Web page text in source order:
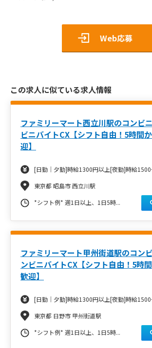
Web応募
この求人に似ている求人情報
ファミリーマート西立川駅のコンビ
ビニバイトCX【シフト自由！5時間
迎】
[日勤｜夕勤]時給1300円以上[夜勤]時給
東京都 昭島市 西立川駅
*シフト例* 週1日以上、1日5時...
ファミリーマート甲州街道駅のコン
ンビニバイトCX【シフト自由！5時
歓迎】
[日勤｜夕勤]時給1300円以上[夜勤]時給
東京都 日野市 甲州街道駅
*シフト例* 週1日以上、1日5時...